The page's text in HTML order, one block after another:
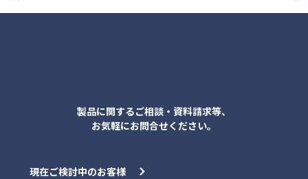
製品に関するご相談・資料請求等、
お気軽にお問合せください。
現在ご検討中のお客様